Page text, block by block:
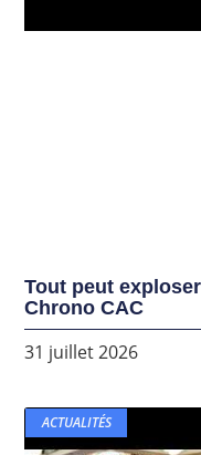
Tout peut
Chrono CAC
31 juillet 2026
ACTUALITÉS